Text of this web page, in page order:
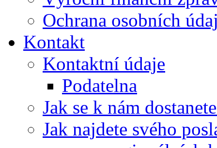
Ochrana osobních
Kontakt
Kontaktní údaje
Podatelna
Jak se k nám
Jak najdete svého